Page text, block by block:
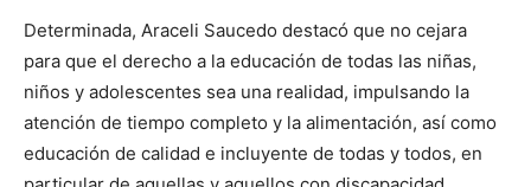
Determinada, Araceli Saucedo destacó que no cejara
para que el derecho a la educación de todas las niñas,
niños y adolescentes sea una realidad, impulsando la
atención de tiempo completo y la alimentación, así como
educación de calidad e incluyente de todas y todos, en